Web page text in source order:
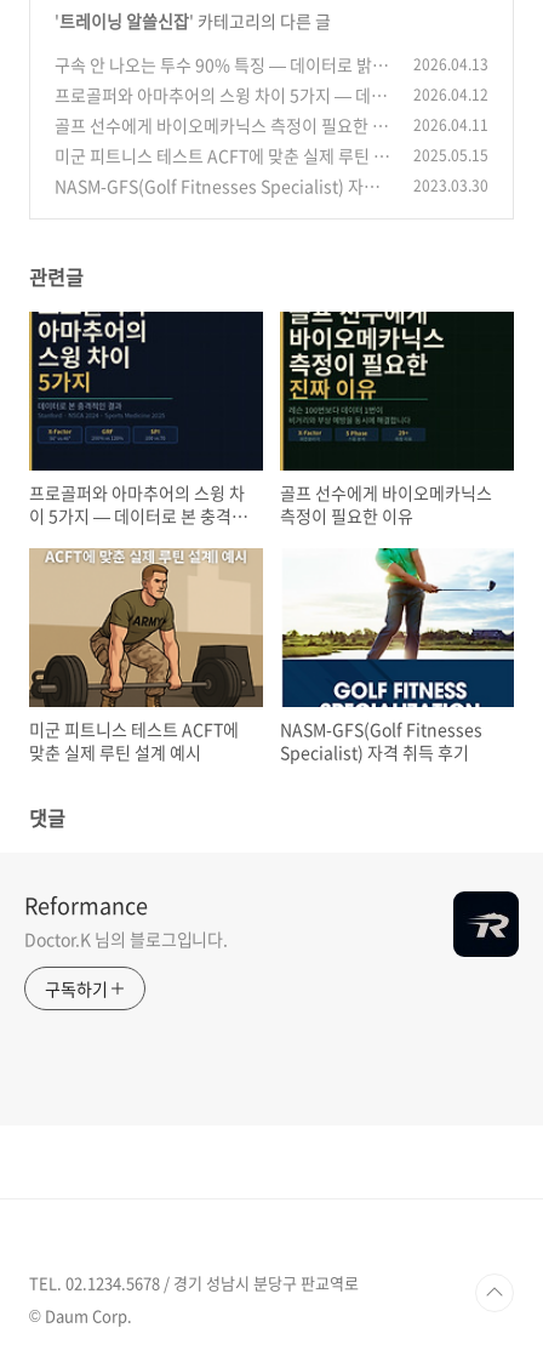
'트레이닝 알쓸신잡' 카테고리의 다른 글
구속 안 나오는 투수 90% 특징 — 데이터로 밝혀
진 공통 패턴 (0)
2026.04.13
프로골퍼와 아마추어의 스윙 차이 5가지 — 데이
터로 본 충격적인 결과
(0)
2026.04.12
골프 선수에게 바이오메카닉스 측정이 필요한 이
유
(0)
2026.04.11
미군 피트니스 테스트 ACFT에 맞춘 실제 루틴 설
계 예시
(0)
2025.05.15
NASM-GFS(Golf Fitnesses Specialist) 자격
2023.03.30
관련글
프로골퍼와 아마추어의 스윙 차
이 5가지 — 데이터로 본 충격적
골프 선수에게 바이오메카닉스
측정이 필요한 이유
미군 피트니스 테스트 ACFT에
맞춘 실제 루틴 설계 예시
NASM-GFS(Golf Fitnesses
Specialist) 자격 취득 후기
댓글
Reformance
Doctor.K 님의 블로그입니다.
구독하기
TEL. 02.1234.5678 / 경기 성남시 분당구 판교역로
© Daum Corp.